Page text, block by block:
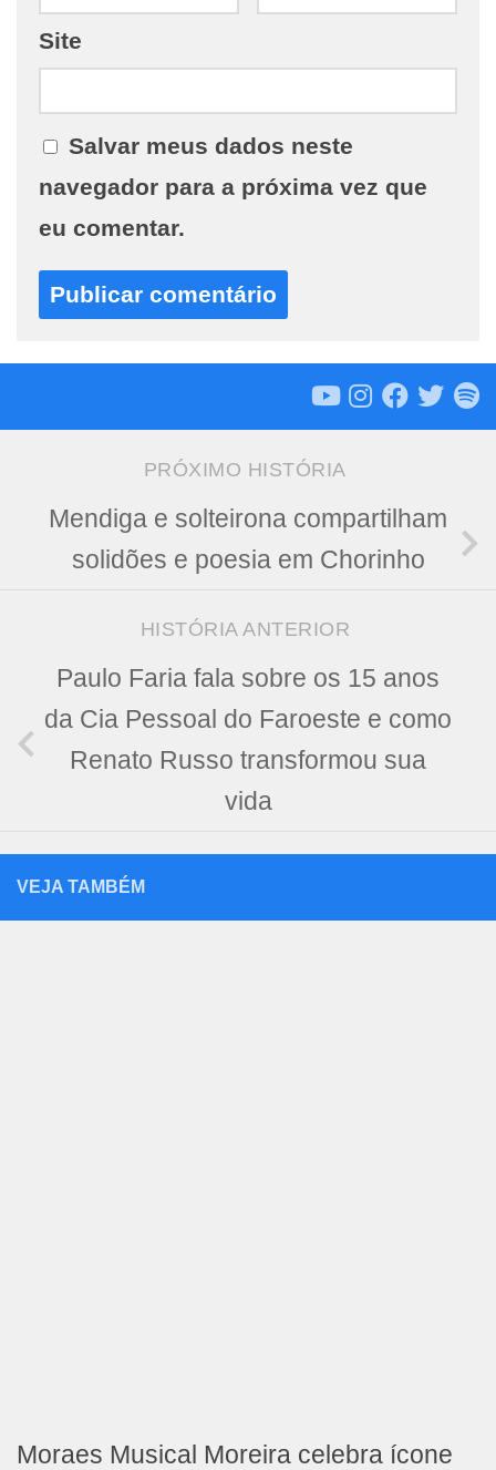
Site
Salvar meus dados neste
navegador para a próxima vez que
eu comentar.
PRÓXIMO HISTÓRIA
Mendiga e solteirona compartilham
solidões e poesia em Chorinho
HISTÓRIA ANTERIOR
Paulo Faria fala sobre os 15 anos
da Cia Pessoal do Faroeste e como
Renato Russo transformou sua
vida
VEJA TAMBÉM
Moraes Musical Moreira celebra ícone